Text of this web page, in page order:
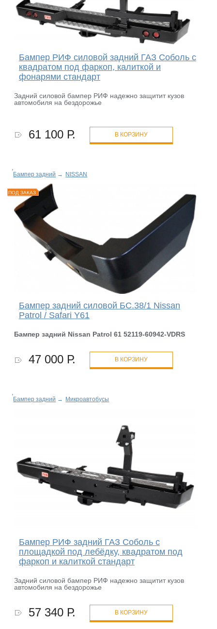
Бампер РИФ силовой задний ГАЗ Соболь с
квадратом под фаркоп, калиткой и
фонарями стандарт
Задний силовой бампер РИФ надежно защитит кузов
автомобиля на бездорожье
61 100 Р. В КОРЗИНУ
Бампер задний → NISSAN
ПОД ЗАКАЗ
Бампер задний силовой БС.38/1 Nissan
Patrol / Safari Y61
Бампер задний Nissan Patrol 61 52119-60942-VDRS
47 000 Р. В КОРЗИНУ
Бампер задний → Микроавтобусы
Бампер РИФ задний ГАЗ Соболь с
площадкой под лебёдку, квадратом под
фаркоп и калиткой стандарт
Задний силовой бампер РИФ надежно защитит кузов
автомобиля на бездорожье
57 340 Р. В КОРЗИНУ